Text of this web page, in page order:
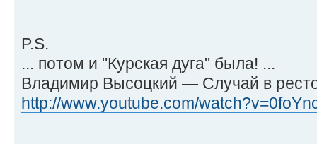
P.S.
... потом и "Курская дуга" была! ...
Владимир Высоцкий — Случай в
http://www.youtube.com/